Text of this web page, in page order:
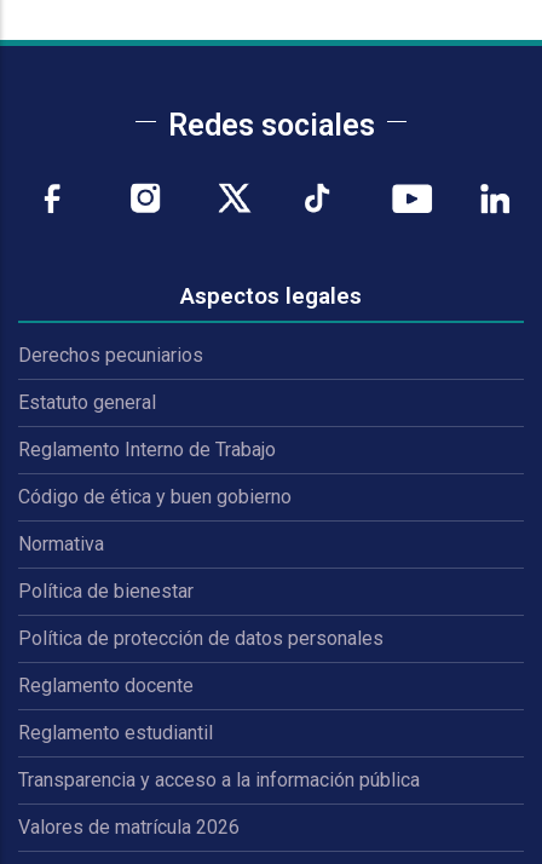
Redes sociales
Aspectos legales
Derechos pecuniarios
Estatuto general
Reglamento Interno de Trabajo
Código de ética y buen gobierno
Normativa
Política de bienestar
Política de protección de datos personales
Reglamento docente
Reglamento estudiantil
Transparencia y acceso a la información pública
Valores de matrícula 2026